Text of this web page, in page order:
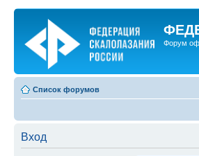
Форум
Список форумов
Вход